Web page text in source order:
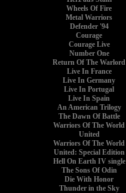
Wheels Of Fire
Metal Warriors
Defender '94
Courage
Courage Live
Number One
Return Of The Warlord
Live In France
Live In Germany
Live In Portugal
Live In Spain
An American Trilogy
The Dawn Of Battle
Warriors Of The World
United
Warriors Of The World
United: Special Edition
Hell On Earth IV single
The Sons Of Odin
Die With Honor
Thunder in the Sky